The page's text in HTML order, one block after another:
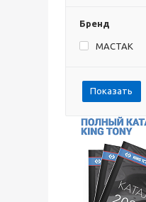
Бренд
МАСТАК
Показать